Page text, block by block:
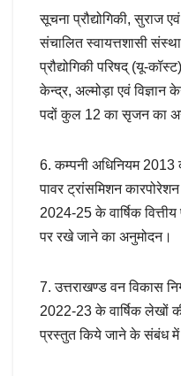
सूचना प्रौद्योगिकी, सुराज
संचालित स्वायत्तशासी संस्था
प्रौद्योगिकी परिषद् (यू-
केन्द्र, अल्मोड़ा एवं विज्ञान
पदों कुल 12 का सृजन का
6. कम्पनी अधिनियम 2013
पावर ट्रांसमिशन
2024-25 के वार्षिक
पर रखे जाने का अनुमोदन।
7. उत्तराखण्ड वन विकास
2022-23 के वार्षिक लेखों
प्रस्तुत किये जाने के संबंध में